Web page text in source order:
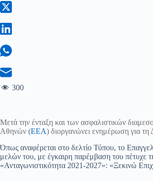
300
Μετά την ένταξη και των ασφαλιστικών
Αθηνών (ΕΕΑ) διοργανώνει ενημέρωση για
Όπως αναφέρεται στο δελτίο Τύπου, το
μελών του, με έγκαιρη παρέμβαση του πέτυχε
«Ανταγωνιστικότητα 2021-2027»: «Ξεκινώ